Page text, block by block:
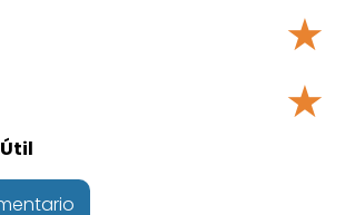
★
★
Útil